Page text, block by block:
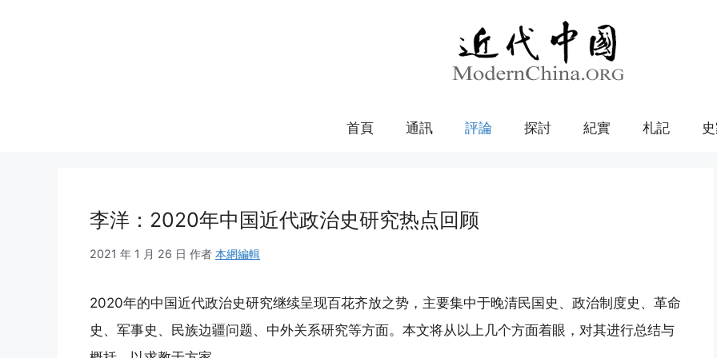
首頁 通訊 評論 探討 紀實 札記
李洋：2020年中国近代政治史研究热点回顾
2021 年 1 月 26 日 作者 本網編輯
2020年的中国近代政治史研究继续呈现百花齐放之势，主要集中于晚清民国史、政治制度史、革命
史、军事史、民族边疆问题、中外关系研究等方面。本文将从以上几个方面着眼，对其进行总结与